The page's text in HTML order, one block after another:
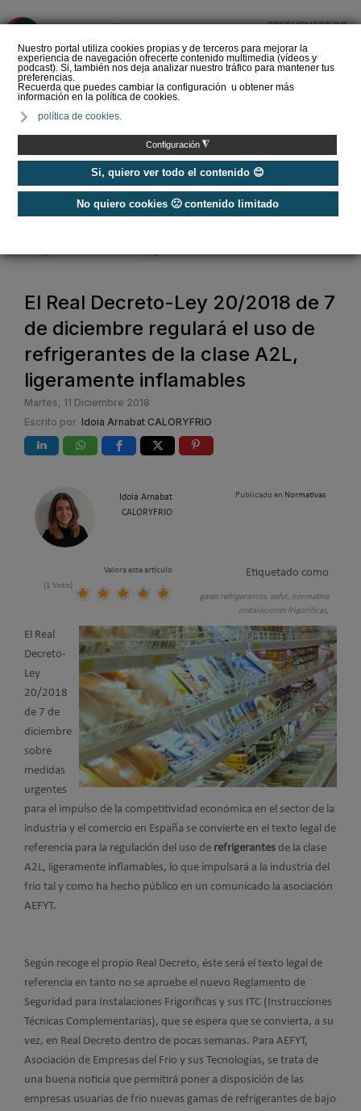
Nuestro portal utiliza cookies propias y de terceros para mejorar la
experiencia de navegación ofrecerte contenido multimedia (vídeos y
podcast). Si, también nos deja analizar nuestro tráfico para mantener tus
preferencias.
Recuerda que puedes cambiar la configuración u obtener más
información en la política de cookies.
política de cookies.
Configuración ◮
Si, quiero ver todo el contenido 😊
No quiero cookies 🙁 contenido limitado
PRESUPUESTOS
del Amperio (Episodio 3)
Noticias / Normativas
/
El Real Decreto-Ley 20/2018 de 7
de diciembre regulará el uso de
refrigerantes de la clase A2L,
ligeramente inflamables
Martes, 11 Diciembre 2018
Escrito por Idoia Arnabat CALORYFRIO
Idoia Arnabat
CALORYFRIO
Publicado en Normativas
Valora este artículo
(1 Voto)
Etiquetado como
gases refrigerantes, aefyt, normativa
instalaciones frigoríficas,
El Real
Decreto-
Ley
20/2018
de 7 de
diciembre
sobre
medidas
urgentes
para el impulso de la competitividad económica en el sector de la
industria y el comercio en España se convierte en el texto legal de
referencia para la regulación del uso de refrigerantes de la clase
A2L, ligeramente inflamables, lo que impulsará a la industria del
frío tal y como ha hecho público en un comunicado la asociación
AEFYT.
Según recoge el propio Real Decreto, éste será el texto legal de
referencia en tanto no se apruebe el nuevo Reglamento de
Seguridad para Instalaciones Frigoríficas y sus ITC (Instrucciones
Técnicas Complementarias), que se espera que se convierta, a su
vez, en Real Decreto dentro de pocas semanas. Para AEFYT,
Asociación de Empresas del Frío y sus Tecnologías, se trata de
una buena noticia que permitirá poner a disposición de las
empresas usuarias de frío nuevas gamas de refrigerantes de bajo